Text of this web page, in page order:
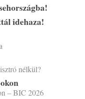
idehaza!
nélkül?
– BIC 2026